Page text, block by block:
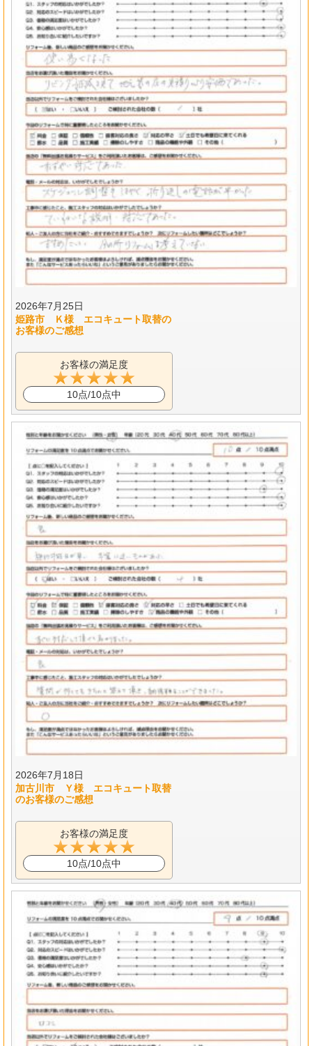
2026年7月25日
姫路市 Ｋ様 エコキュート取替の
お客様のご感想
お客様の満足度
10点/10点中
2026年7月18日
加古川市 Ｙ様 エコキュート取替
のお客様のご感想
お客様の満足度
10点/10点中